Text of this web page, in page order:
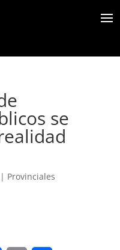
se
Provinciales